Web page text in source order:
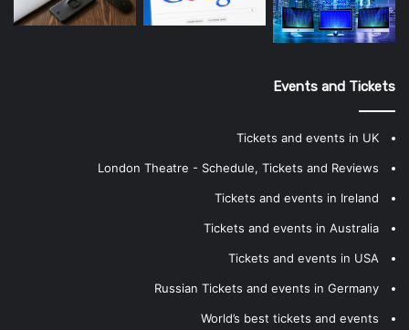
Events and Tickets
Tickets and events in UK
London Theatre - Schedule, Tickets and Reviews
Tickets and events in Ireland
Tickets and events in Australia
Tickets and events in USA
Russian Tickets and events in Germany
World’s best tickets and events